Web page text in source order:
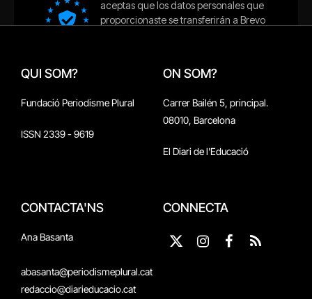
QUI SOM?
Fundació Periodisme Plural
ISSN 2339 - 9619
ON SOM?
Carrer Bailén 5, principal.
08010, Barcelona
El Diari de l'Educació
CONTACTA'NS
Ana Basanta
abasanta@periodismeplural.cat
redaccio@diarieducacio.cat
CONNECTA
X
Instagram
Facebook
RSS